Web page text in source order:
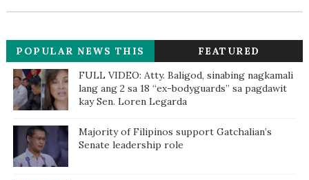
POPULAR NEWS THIS
WEEK
FEATURED
FULL VIDEO: Atty. Baligod, sinabing nagkamali
lang ang 2 sa 18 “ex-bodyguards” sa pagdawit
kay Sen. Loren Legarda
Majority of Filipinos support Gatchalian’s
Senate leadership role